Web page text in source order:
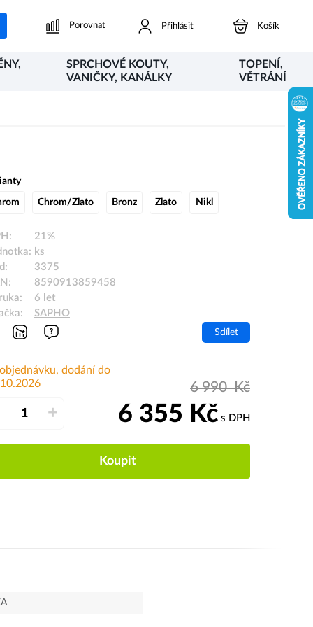
Porovnat Přihlásit Košík
SPRCHOVÉ KOUTY,
VANIČKY, KANÁLKY
TOPENÍ,
VĚTRÁNÍ
Chrom/Zlato Bronz Zlato Nikl
21%
ks
3375
8590913859458
6 let
SAPHO
Sdílet
dodání do
+
6 990Kč
6 355 Kč s DPH
Koupit